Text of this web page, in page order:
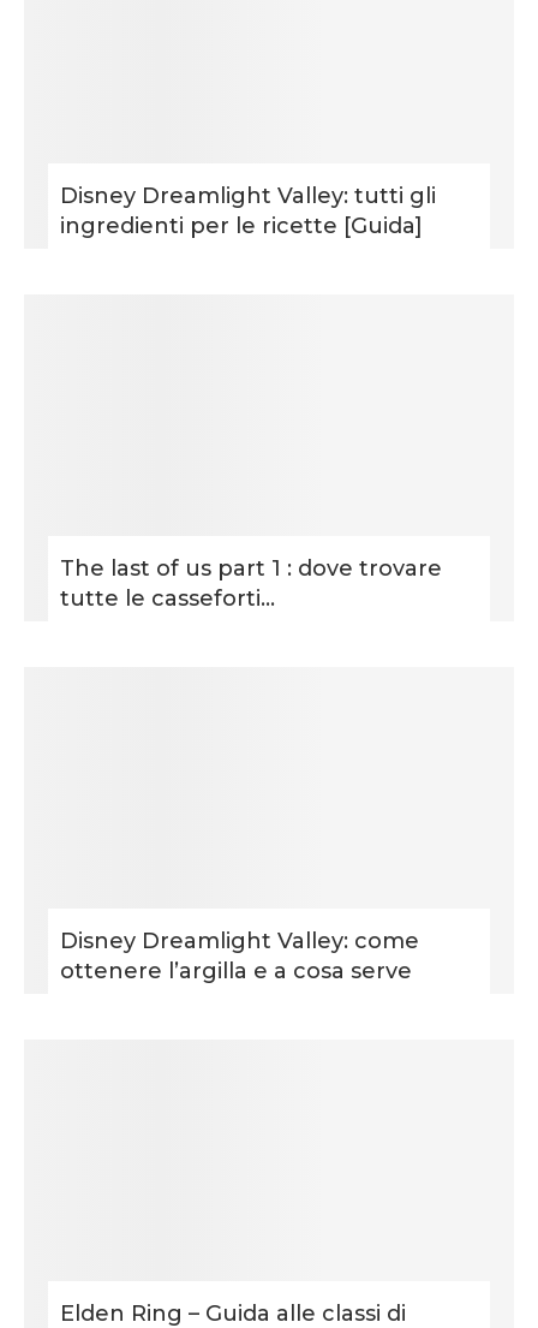
Disney Dreamlight Valley: tutti gli
ingredienti per le ricette [Guida]
The last of us part 1 : dove trovare
tutte le casseforti...
Disney Dreamlight Valley: come
ottenere l’argilla e a cosa serve
Elden Ring – Guida alle classi di